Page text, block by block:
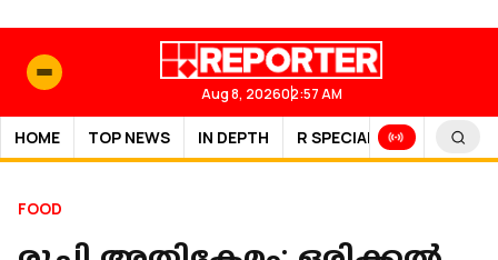
Aug 8, 202602:57 AM
HOME TOP NEWS IN DEPTH R SPECIAL SPORTS
FOOD